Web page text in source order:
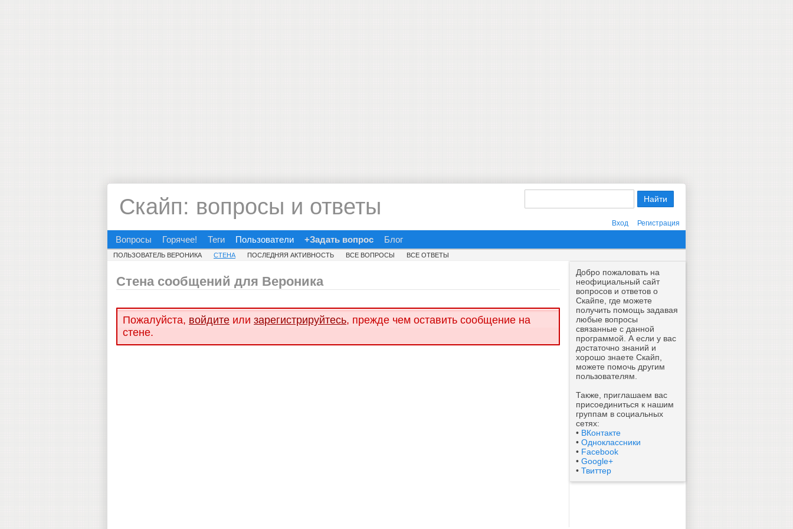
Скайп: вопросы и ответы
Вход Регистрация
Вопросы Горячее! Теги Пользователи +Задать вопрос Блог
ПОЛЬЗОВАТЕЛЬ ВЕРОНИКА СТЕНА ПОСЛЕДНЯЯ АКТИВНОСТЬ ВСЕ ВОПРОСЫ ВСЕ ОТВЕТЫ
Добро пожаловать на
неофициальный сайт
вопросов и ответов о
Скайпе, где можете
получить помощь задавая
любые вопросы
связанные с данной
программой. А если у вас
достаточно знаний и
хорошо знаете Скайп,
можете помочь другим
пользователям.
Также, приглашаем вас
присоединиться к нашим
группам в социальных
сетях:
• ВКонтакте
• Одноклассники
• Facebook
• Google+
• Твиттер
Стена сообщений для Вероника
Пожалуйста, войдите или зарегистрируйтесь, прежде чем оставить сообщение на
стене.